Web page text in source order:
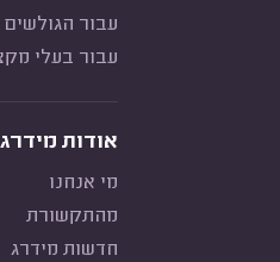
עבור הגולשים
עבור בעלי
אודות מידרג
מי אנחנו
מהתקשורת
חדשות מידרג